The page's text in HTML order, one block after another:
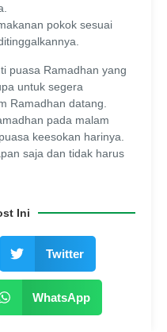
pokok sesuai
puasa Ramadhan yang
untuk segera
Ramadhan datang.
pada malam
keesokan harinya.
saja dan tidak harus
Ini
Twitter
WhatsApp